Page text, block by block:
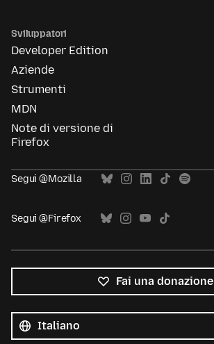
Sviluppatori
Developer Edition
Aziende
Strumenti
MDN
Note di versione di
Firefox
Segui @Mozilla
Segui @Firefox
Fai una donazione
le
lingue
Lingua